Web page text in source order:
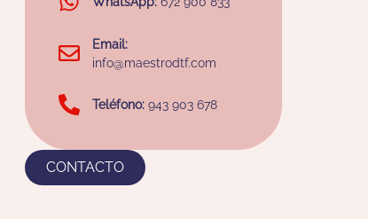
Email:
info@maestrodtf.com
Teléfono:943 903 678
CONTACTO